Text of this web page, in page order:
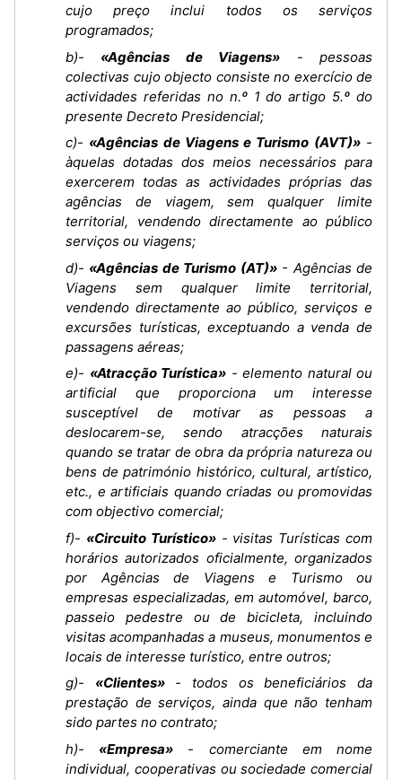
cujo preço inclui todos os serviços
programados;
b)- «Agências de Viagens» - pessoas
colectivas cujo objecto consiste no exercício de
actividades referidas no n.º 1 do artigo 5.º do
presente Decreto Presidencial;
c)- «Agências de Viagens e Turismo (AVT)»-
àquelas dotadas dos meios necessários para
exercerem todas as actividades próprias das
agências de viagem, sem qualquer limite
territorial, vendendo directamente ao público
serviços ou viagens;
d)- «Agências de Turismo (AT)»- Agências de
Viagens sem qualquer limite territorial,
vendendo directamente ao público, serviços e
excursões turísticas, exceptuando a venda de
passagens aéreas;
e)- «Atracção Turística» - elemento natural ou
artificial que proporciona um interesse
susceptível de motivar as pessoas a
deslocarem-se, sendo atracções naturais
quando se tratar de obra da própria natureza ou
bens de património histórico, cultural, artístico,
etc., e artificiais quando criadas ou promovidas
com objectivo comercial;
f)- «Circuito Turístico»- visitas Turísticas com
horários autorizados oficialmente, organizados
por Agências de Viagens e Turismo ou
empresas especializadas, em automóvel, barco,
passeio pedestre ou de bicicleta, incluindo
visitas acompanhadas a museus, monumentos e
locais de interesse turístico, entre outros;
g)- «Clientes»- todos os beneficiários da
prestação de serviços, ainda que não tenham
sido partes no contrato;
h)- «Empresa» - comerciante em nome
individual, cooperativas ou sociedade comercial